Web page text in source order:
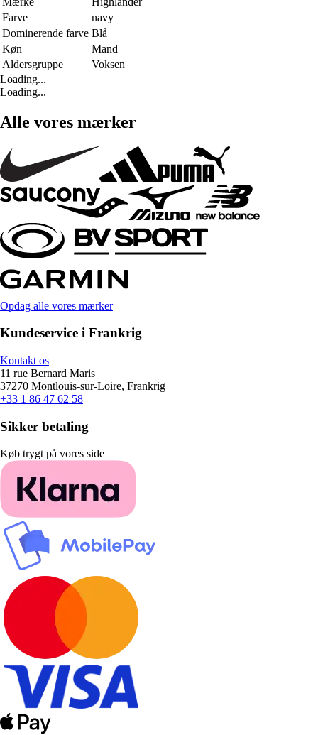
Farve
navy
Dominerende farve Blå
Køn
Mand
Aldersgruppe
Voksen
Loading...
Loading...
Alle vores mærker
Opdag alle vores mærker
Kundeservice i Frankrig
Kontakt os
11 rue Bernard Maris
37270 Montlouis-sur-Loire, Frankrig
+33 1 86 47 62 58
Sikker betaling
Køb trygt på vores side